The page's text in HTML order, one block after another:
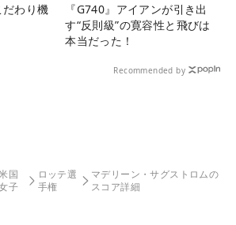
わり機
『G740』アイアンが引き出
す“反則級”の寛容性と飛びは
本当だった！
Recommended by
国
子
ロッテ選
手権
マデリーン・サグストロムの
スコア詳細